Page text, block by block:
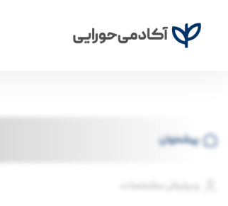
پیشخوان
ویرایش مشخصات